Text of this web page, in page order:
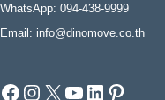
WhatsApp: 094-438-9999
Email: info@dinomove.co.th
Facebook
Instagram
X YouTube
LinkedIn